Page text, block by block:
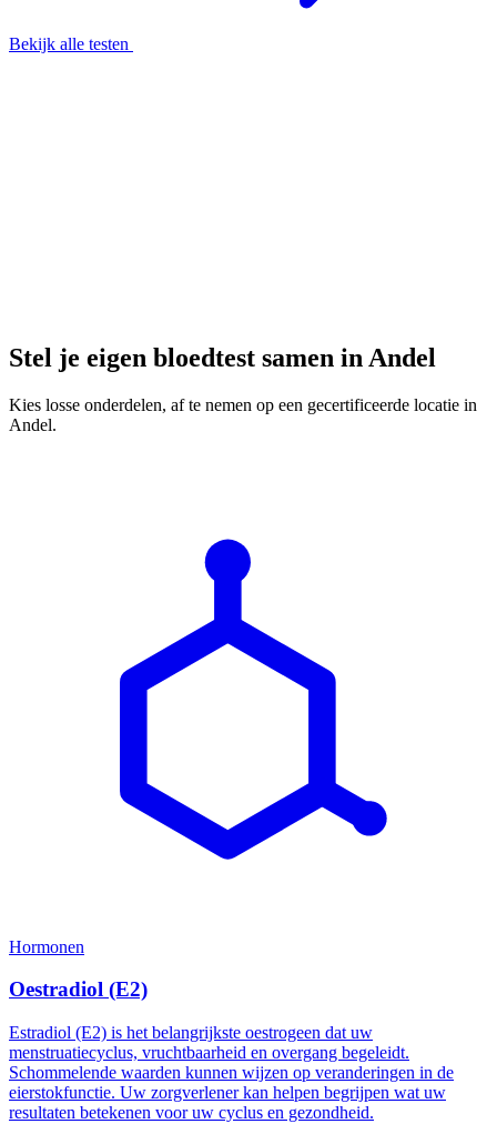
Bekijk alle testen
Stel je eigen bloedtest samen in Andel
Kies losse onderdelen, af te nemen op een gecertificeerde locatie in
Andel.
Hormonen
Oestradiol (E2)
Estradiol (E2) is het belangrijkste oestrogeen dat uw
menstruatiecyclus, vruchtbaarheid en overgang begeleidt.
Schommelende waarden kunnen wijzen op veranderingen in de
eierstokfunctie. Uw zorgverlener kan helpen begrijpen wat uw
resultaten betekenen voor uw cyclus en gezondheid.